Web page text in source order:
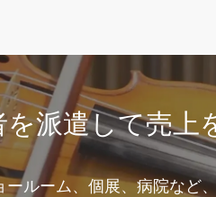
を派遣して売上
ールーム、個展、病院など